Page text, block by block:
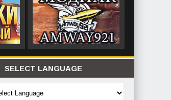
SELECT LANGUAGE